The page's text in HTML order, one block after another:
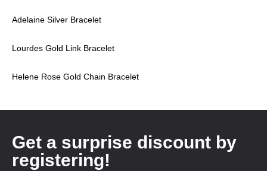
Adelaine Silver Bracelet
Lourdes Gold Link Bracelet
Helene Rose Gold Chain Bracelet
Get a surprise discount by
registering!